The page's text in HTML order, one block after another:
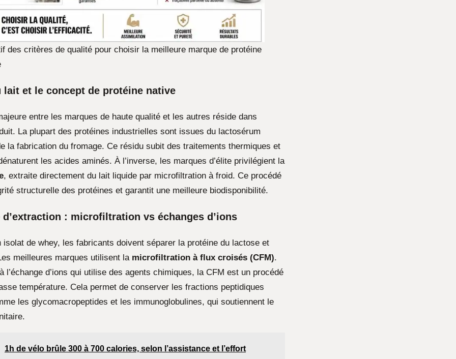
des critères de qualité pour choisir la meilleure marque de protéine
lait et le concept de protéine native
entre les marques de haute qualité et les autres réside dans
La plupart des protéines industrielles sont issues du lactosérum
la fabrication du fromage. Ce résidu subit des traitements thermiques et
les acides aminés. À l’inverse, les marques d’élite privilégient la
, extraite directement du lait liquide par microfiltration à froid. Ce procédé
structurelle des protéines et garantit une meilleure biodisponibilité.
d’extraction : microfiltration vs échanges d’ions
isolat de whey, les fabricants doivent séparer la protéine du lactose et
meilleures marques utilisent la microfiltration à flux croisés (CFM).
l’échange d’ions qui utilise des agents chimiques, la CFM est un procédé
température. Cela permet de conserver les fractions peptidiques
les glycomacropeptides et les immunoglobulines, qui soutiennent le
1h de vélo brûle 300 à 700 calories, selon l’assistance et l’effort